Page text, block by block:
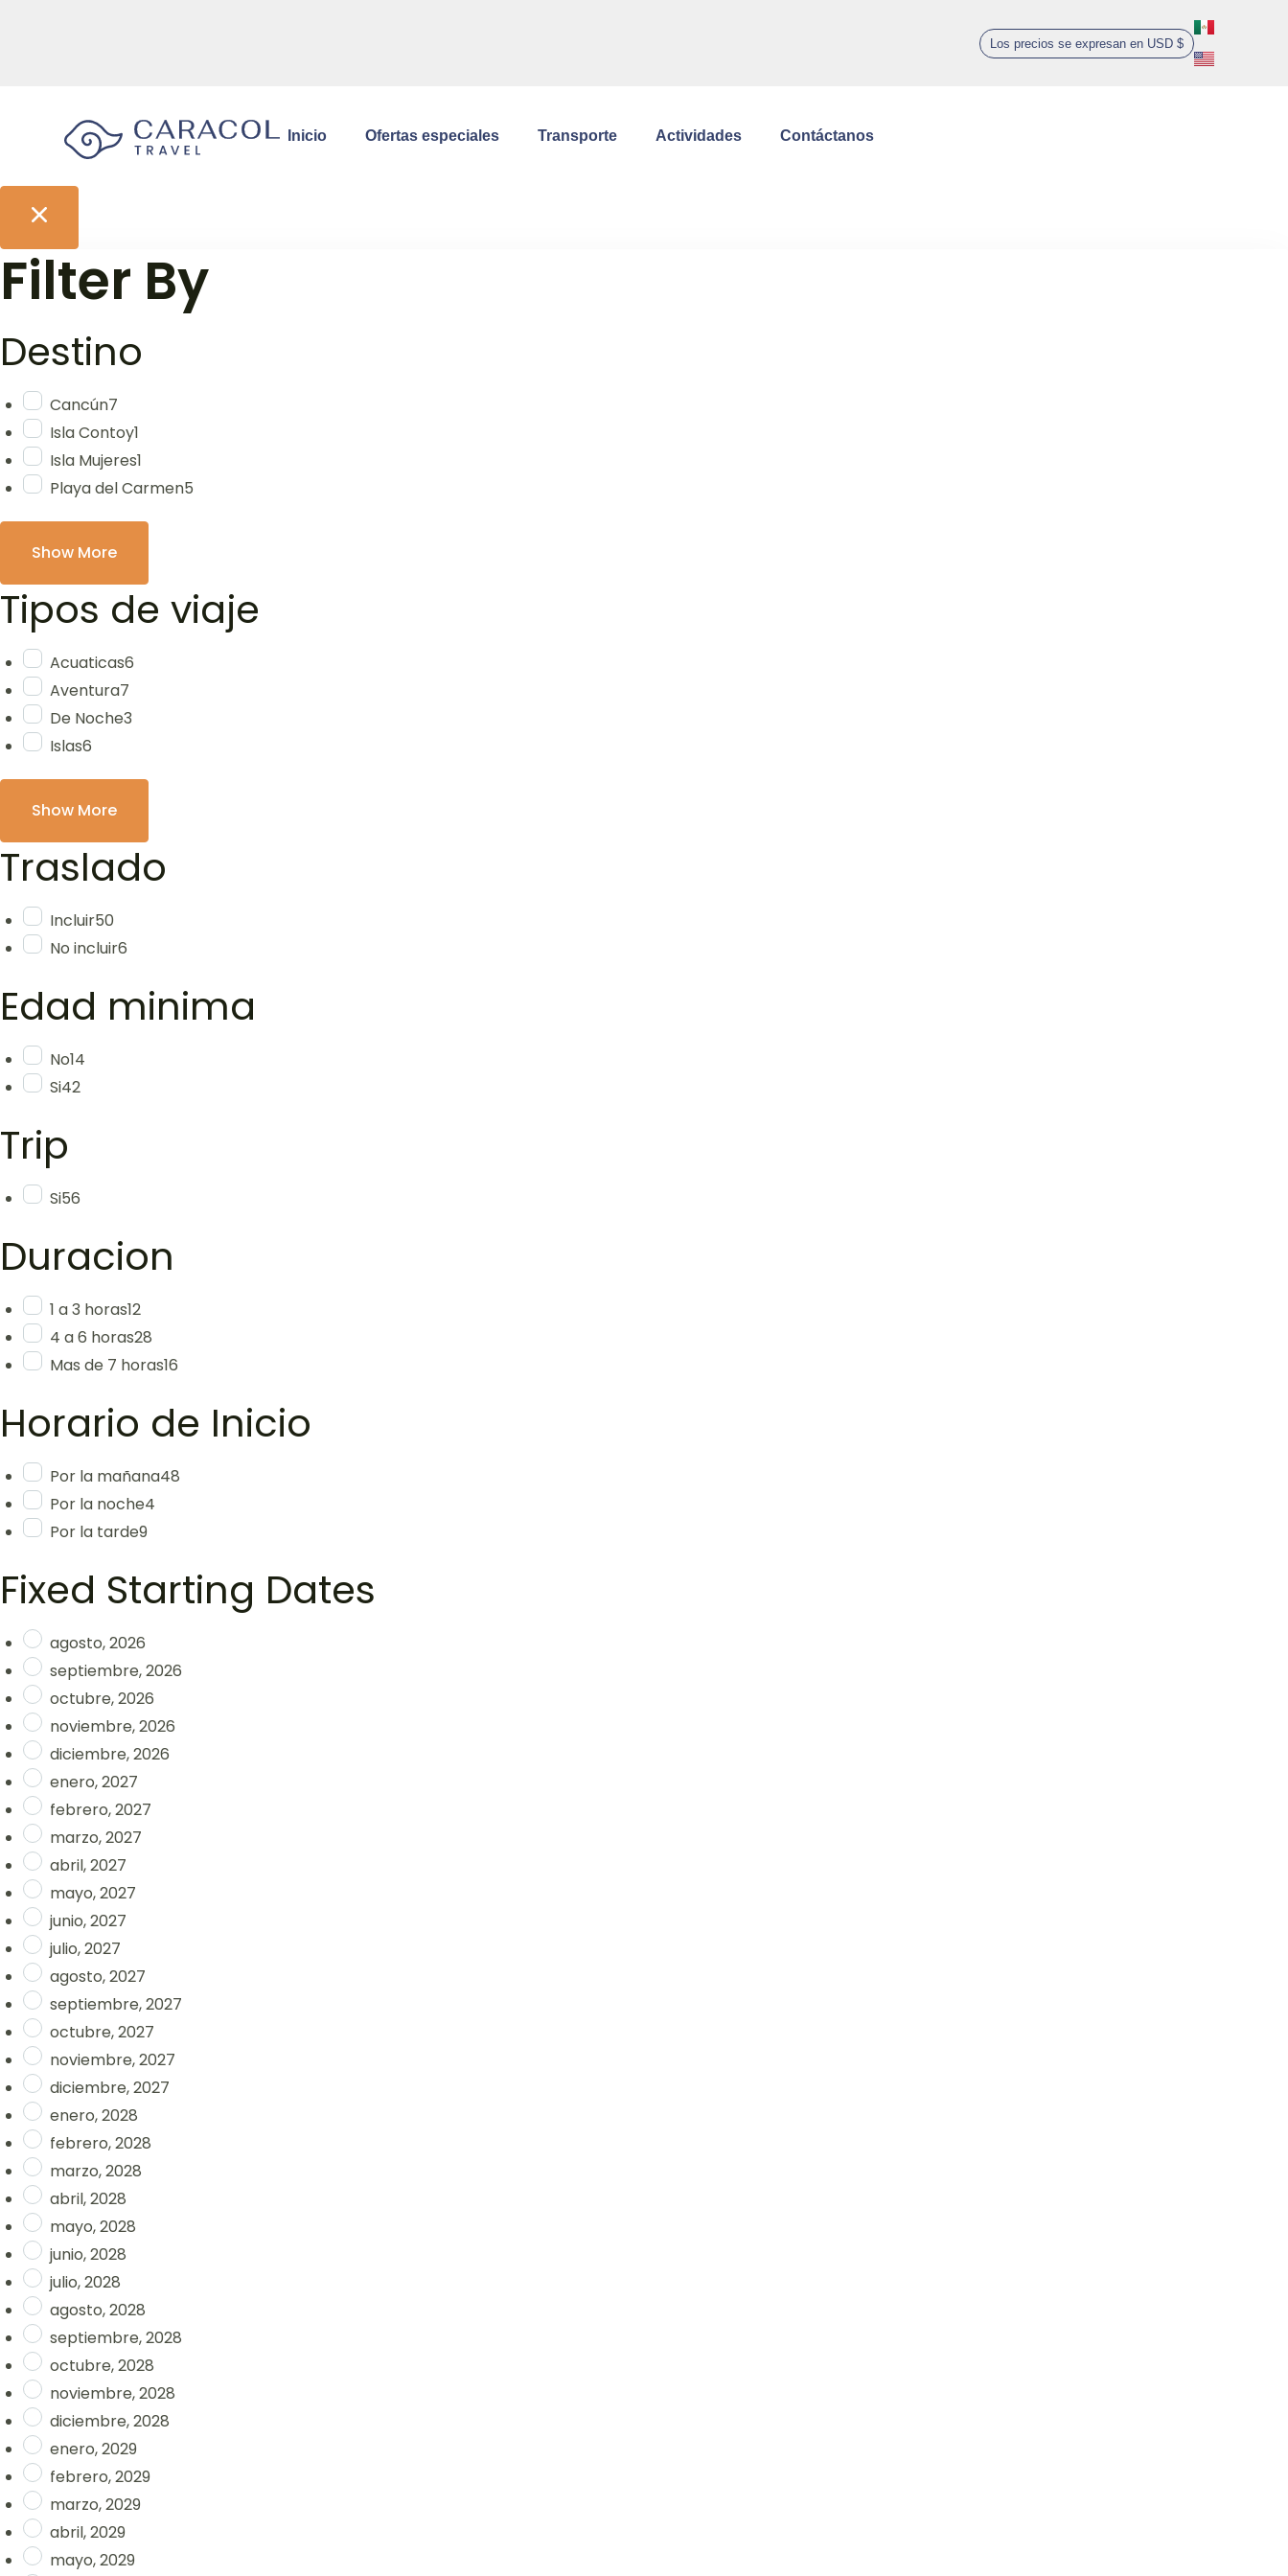
Los precios se expresan en USD $
Inicio Ofertas especiales Transporte Actividades Contáctanos
Filter By
Destino
Cancún7
Isla Contoy1
Isla Mujeres1
Playa del Carmen5
Show More
Tipos de viaje
Acuaticas6
Aventura7
De Noche3
Islas6
Show More
Traslado
Incluir50
No incluir6
Edad minima
No14
Si42
Trip
Si56
Duracion
1 a 3 horas12
4 a 6 horas28
Mas de 7 horas16
Horario de Inicio
Por la mañana48
Por la noche4
Por la tarde9
Fixed Starting Dates
agosto, 2026
septiembre, 2026
octubre, 2026
noviembre, 2026
diciembre, 2026
enero, 2027
febrero, 2027
marzo, 2027
abril, 2027
mayo, 2027
junio, 2027
julio, 2027
agosto, 2027
septiembre, 2027
octubre, 2027
noviembre, 2027
diciembre, 2027
enero, 2028
febrero, 2028
marzo, 2028
abril, 2028
mayo, 2028
junio, 2028
julio, 2028
agosto, 2028
septiembre, 2028
octubre, 2028
noviembre, 2028
diciembre, 2028
enero, 2029
febrero, 2029
marzo, 2029
abril, 2029
mayo, 2029